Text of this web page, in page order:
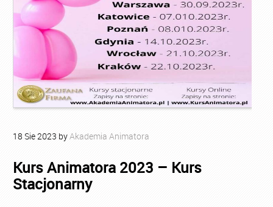
18 Sie2023 byAkademia Animatora
Kurs Animatora 2023 – Kurs
Stacjonarny